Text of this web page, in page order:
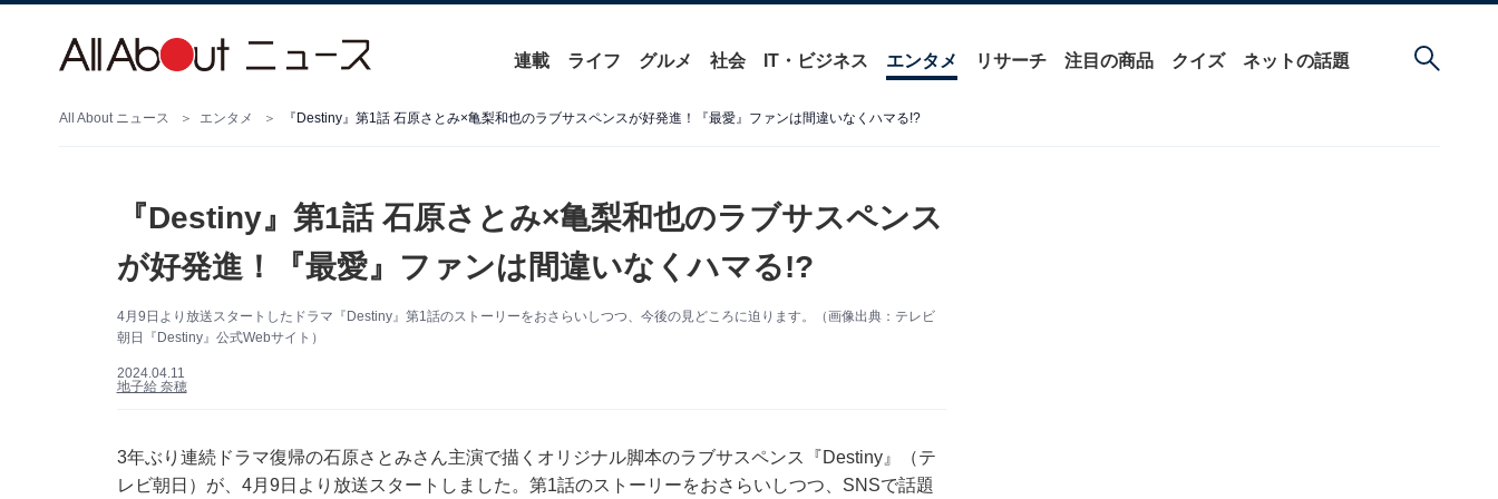
連載 ライフ グルメ 社会 IT・ビジネス エンタメ リサーチ 注目の商品 クイズ ネットの話題
All About ニュース エンタメ 『Destiny』第1話 石原さとみ×亀梨和也のラブサスペンスが好発進！『最愛』ファンは間違いなくハマる!?
『Destiny』第1話 石原さとみ×亀梨和也のラブサスペンス
が好発進！『最愛』ファンは間違いなくハマる!?
4月9日より放送スタートしたドラマ『Destiny』第1話のストーリーをおさらいしつつ、今後の見どころに迫ります。（画像出典：テレビ
朝日『Destiny』公式Webサイト）
2024.04.11
地子給 奈穂
3年ぶり連続ドラマ復帰の石原さとみさん主演で描くオリジナル脚本のラブサスペンス『Destiny』（テ
レビ朝日）が、4月9日より放送スタートしました。第1話のストーリーをおさらいしつつ、SNSで話題